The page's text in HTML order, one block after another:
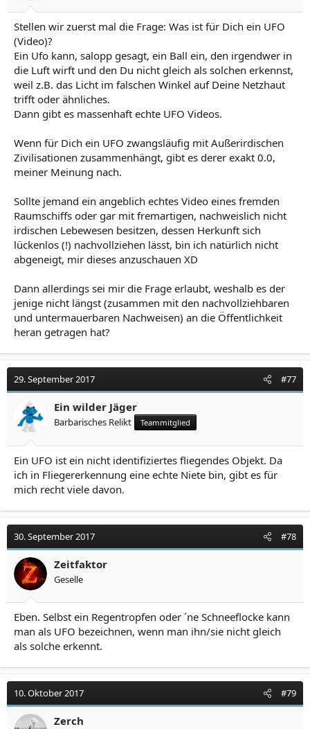
Stellen wir zuerst mal die Frage: Was ist für Dich ein UFO
(Video)?
Ein Ufo kann, salopp gesagt, ein Ball ein, den irgendwer in
die Luft wirft und den Du nicht gleich als solchen erkennst,
weil z.B. das Licht im falschen Winkel auf Deine Netzhaut
trifft oder ähnliches.
Dann gibt es massenhaft echte UFO Videos.
Wenn für Dich ein UFO zwangsläufig mit Außerirdischen
Zivilisationen zusammenhängt, gibt es derer exakt 0.0,
meiner Meinung nach.
Sollte jemand ein angeblich echtes Video eines fremden
Raumschiffs oder gar mit fremartigen, nachweislich nicht
irdischen Lebewesen besitzen, dessen Herkunft sich
lückenlos (!) nachvollziehen lässt, bin ich natürlich nicht
abgeneigt, mir dieses anzuschauen XD
Dann allerdings sei mir die Frage erlaubt, weshalb es der
jenige nicht längst (zusammen mit den nachvollziehbaren
und untermauerbaren Nachweisen) an die Öffentlichkeit
heran getragen hat?
29. September 2017 #77
Ein wilder Jäger
Barbarisches Relikt Teammitglied
Ein UFO ist ein nicht identifiziertes fliegendes Objekt. Da
ich in Fliegererkennung eine echte Niete bin, gibt es für
mich recht viele davon.
30. September 2017 #78
Zeitfaktor
Geselle
Eben. Selbst ein Regentropfen oder ´ne Schneeflocke kann
man als UFO bezeichnen, wenn man ihn/sie nicht gleich
als solche erkennt.
10. Oktober 2017 #79
Zerch